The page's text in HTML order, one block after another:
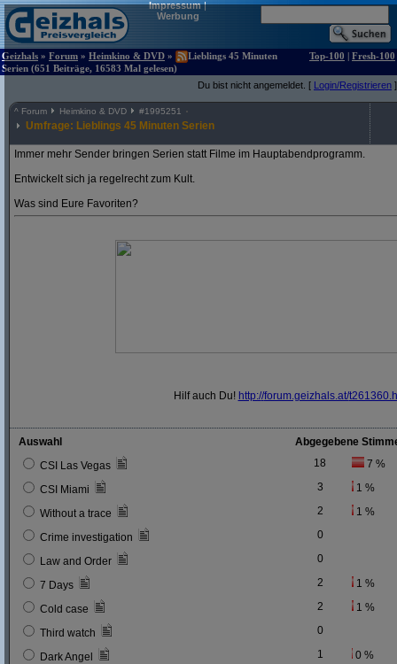
Impressum|
Werbung
Geizhals » Forum » Heimkino & DVD »
Lieblings 45 Minuten
Serien (651 Beiträge, 16583 Mal gelesen)
Top-100 | Fresh-100
Du bist nicht angemeldet. [ Login/Registrieren ]
^ Forum Heimkino & DVD #1995251
Umfrage: Lieblings 45 Minuten Serien
Immer mehr Sender bringen Serien statt Filme im Hauptabendprogramm.
Entwickelt sich ja regelrecht zum Kult.
Was sind Eure Favoriten?
Hilf auch Du! http://forum.geizhals.at/
Auswahl
Abgegebene
CSI Las Vegas
18 7 %
CSI Miami 3 1 %
Without a trace 2 1 %
Crime investigation 0
Law and Order 0
7 Days 2 1 %
Cold case 2 1 %
Third watch 0
Dark Angel 1 0 %